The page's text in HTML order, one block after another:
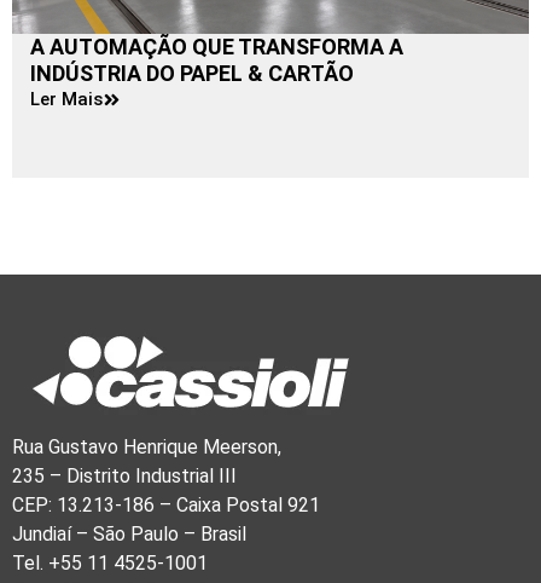
A AUTOMAÇÃO QUE TRANSFORMA A
INDÚSTRIA DO PAPEL & CARTÃO
Ler Mais
Rua Gustavo Henrique Meerson,
235 – Distrito Industrial III
CEP: 13.213-186 – Caixa Postal 921
Jundiaí – São Paulo – Brasil
Tel. +55 11 4525-1001